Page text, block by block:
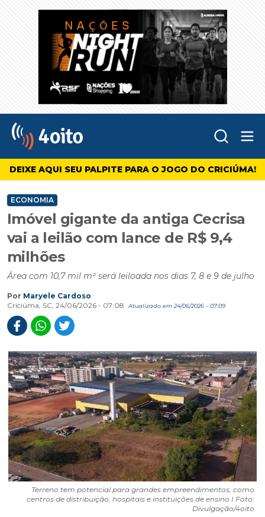
4oito
DEIXE AQUI SEU PALPITE PARA O JOGO DO CRICIÚMA!
ECONOMIA
Imóvel gigante da antiga Cecrisa
vai a leilão com lance de R$ 9,4
milhões
Área com 10,7 mil m² será leiloada nos dias 7, 8 e 9 de julho
Por Maryele Cardoso
Criciúma, SC, 24/06/2026 - 07:08
Atualizado em 24/06/2026 - 07:09
Terreno tem potencial para grandes empreendimentos, como
centros de distribuição, hospitais e instituições de ensino I Foto:
Divulgação/4oito